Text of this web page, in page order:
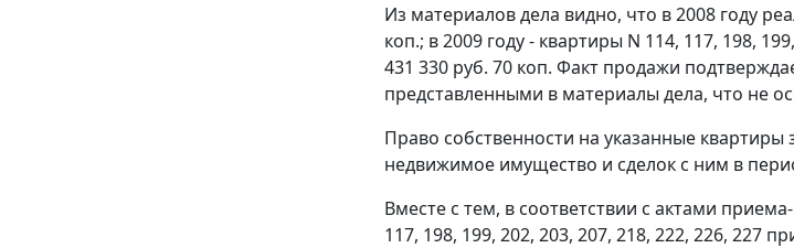
Из материалов дела видно, что в 2008 году
коп.; в 2009 году - квартиры N 114, 117, 198,
431 330 руб. 70 коп. Факт продажи
представленными в материалы дела, что не
Право собственности на указанные
недвижимое имущество и сделок с ним в
Вместе с тем, в соответствии с актами
117, 198, 199, 202, 203, 207, 218, 222, 226, 227